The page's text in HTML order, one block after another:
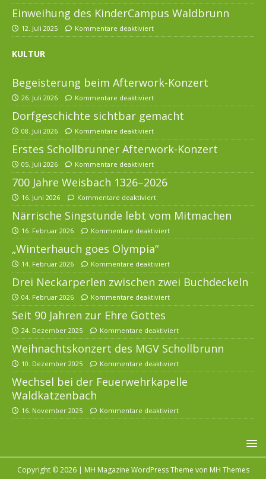
Einweihung des KinderCampus Waldbrunn
12. Juli 2025 Kommentare deaktiviert
KULTUR
Begeisterung beim Afterwork-Konzert
26. Juli 2026 Kommentare deaktiviert
Dorfgeschichte sichtbar gemacht
08. Juli 2026 Kommentare deaktiviert
Erstes Schollbrunner Afterwork-Konzert
05. Juli 2026 Kommentare deaktiviert
700 Jahre Weisbach 1326–2026
16. Juni 2026 Kommentare deaktiviert
Närrische Singstunde lebt vom Mitmachen
16. Februar 2026 Kommentare deaktiviert
„Winterhauch goes Olympia“
14. Februar 2026 Kommentare deaktiviert
Drei Neckarperlen zwischen zwei Buchdeckeln
04. Februar 2026 Kommentare deaktiviert
Seit 90 Jahren zur Ehre Gottes
24. Dezember 2025 Kommentare deaktiviert
Weihnachtskonzert des MGV Schollbrunn
10. Dezember 2025 Kommentare deaktiviert
Wechsel bei der Feuerwehrkapelle
Waldkatzenbach
16. November 2025 Kommentare deaktiviert
Copyright © 2026 | MH Magazine WordPress Theme von MH Themes